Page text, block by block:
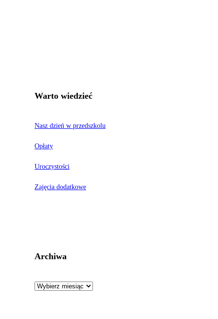
Warto wiedzieć
Nasz dzień w przedszkolu
Opłaty
Uroczystości
Zajęcia dodatkowe
Archiwa
Archiwa